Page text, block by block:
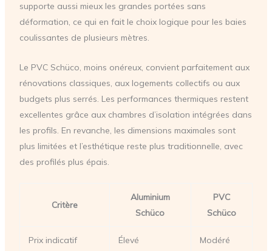
supporte aussi mieux les grandes portées sans
déformation, ce qui en fait le choix logique pour les baies
coulissantes de plusieurs mètres.
Le PVC Schüco, moins onéreux, convient parfaitement aux
rénovations classiques, aux logements collectifs ou aux
budgets plus serrés. Les performances thermiques restent
excellentes grâce aux chambres d’isolation intégrées dans
les profils. En revanche, les dimensions maximales sont
plus limitées et l’esthétique reste plus traditionnelle, avec
des profilés plus épais.
Critère
Aluminium
Schüco
PVC
Schüco
Prix indicatif Élevé Modéré